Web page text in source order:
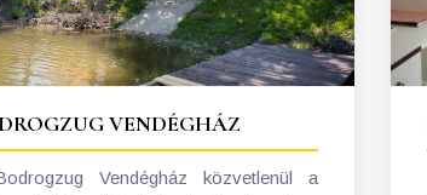
VENDÉGHÁZ
Vendégház közvetlenül a